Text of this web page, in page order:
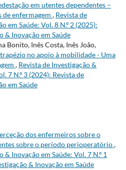
em utentes dependentes –
de enfermagem , Revista de
em Saúde: Vol. 8 N.º 2 (2025):
& Inovação em Saúde
Bonito, Inês Costa, Inês João,
no apoio à mobilidade - Uma
, Revista de Investigação &
7 N.º 3 (2024): Revista de
em Saúde
dos enfermeiros sobre o
sobre o período perioperatório,
& Inovação em Saúde: Vol. 7 N.º 1
& Inovação em Saúde